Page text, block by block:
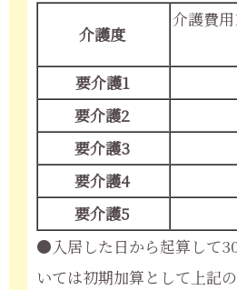
介護度
介護費
要介護1
要介護2
要介護3
要介護4
要介護5
●入居した日から起算して
いては初期加算として上記